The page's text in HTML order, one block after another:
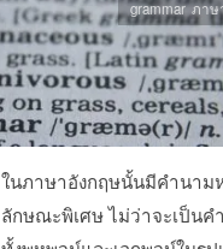
ในภาษาอังกฤษนั้นมีคำนาม
ลักษณะพิเศษ ไม่ว่าจะเป็นค
grammar ภา